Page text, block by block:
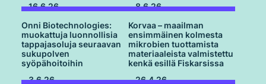
16.6.26
Onni Biotechnologies:
muokattuja luonnollisia
tappajasoluja seuraavan
sukupolven
syöpähoitoihin
8.6.26
Korvaa – maailman
ensimmäinen kolmesta
mikrobien tuottamista
materiaaleista valmistettu
kenkä esillä Fiskarsissa
3.6.26
26.4.26